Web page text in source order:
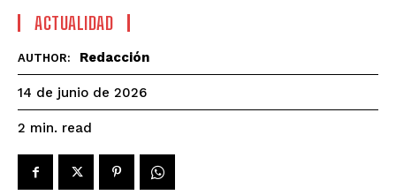
ACTUALIDAD
AUTHOR: Redacción
14 de junio de 2026
2 min. read